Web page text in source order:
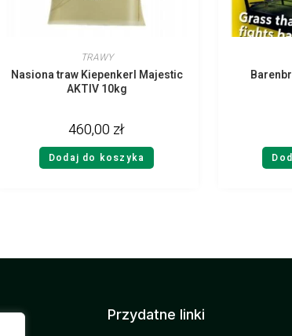
TRAWY
Nasiona traw Kiepenkerl Majestic
AKTIV 10kg
460,00 zł
Dodaj do koszyka
Przydatne linki